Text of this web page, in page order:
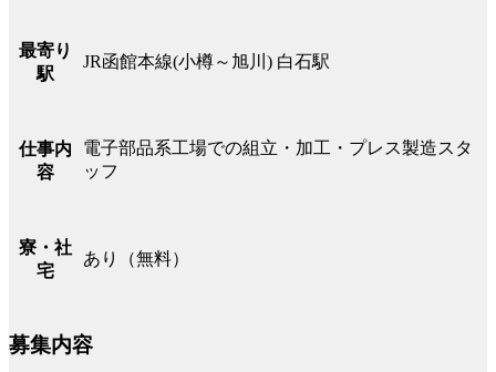
最寄り
駅
JR函館本線(小樽～旭川) 白石駅
仕事内
容
電子部品系工場での組立・加工・プレス製造スタ
ッフ
寮・社
宅
あり（無料）
募集内容